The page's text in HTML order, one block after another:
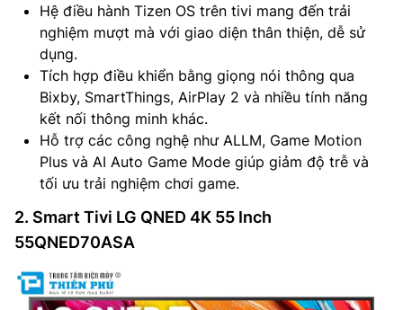
Hệ điều hành Tizen OS trên tivi mang đến trải
nghiệm mượt mà với giao diện thân thiện, dễ sử
dụng.
Tích hợp điều khiển bằng giọng nói thông qua
Bixby, SmartThings, AirPlay 2 và nhiều tính năng
kết nối thông minh khác.
Hỗ trợ các công nghệ như ALLM, Game Motion
Plus và AI Auto Game Mode giúp giảm độ trễ và
tối ưu trải nghiệm chơi game.
2. Smart Tivi LG QNED 4K 55 Inch
55QNED70ASA